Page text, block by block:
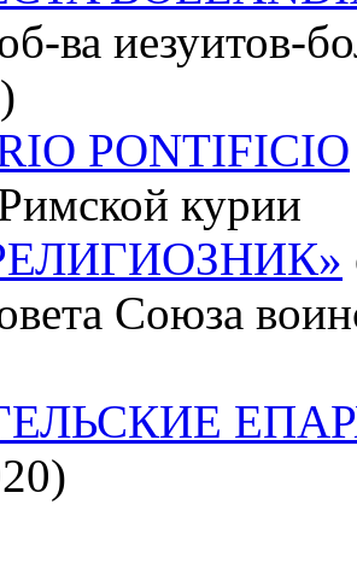
ва иезуитов-
PONTIFICIO
курии
Союза